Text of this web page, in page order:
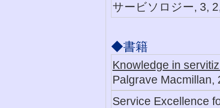
サービソロジー, 3,
◆書籍
Knowledge in
Palgrave Macmillan,
Service Excellence